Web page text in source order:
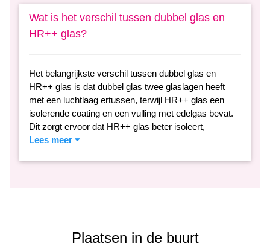
Wat is het verschil tussen dubbel glas en
HR++ glas?
Het belangrijkste verschil tussen dubbel glas en
HR++ glas is dat dubbel glas twee glaslagen heeft
met een luchtlaag ertussen, terwijl HR++ glas een
isolerende coating en een vulling met edelgas bevat.
Dit zorgt ervoor dat HR++ glas beter isoleert,
Lees meer
Plaatsen in de buurt